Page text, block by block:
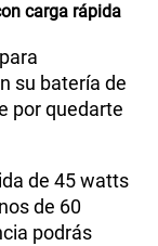
carga rápida
su batería de
por quedarte
de 45 watts
de 60
podrás